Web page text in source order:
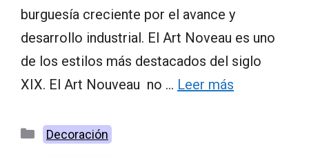
burguesía creciente por el avance y
desarrollo industrial. El Art Noveau es uno
de los estilos más destacados del siglo
XIX. El Art Nouveau no … Leer más
Categorías
Decoración